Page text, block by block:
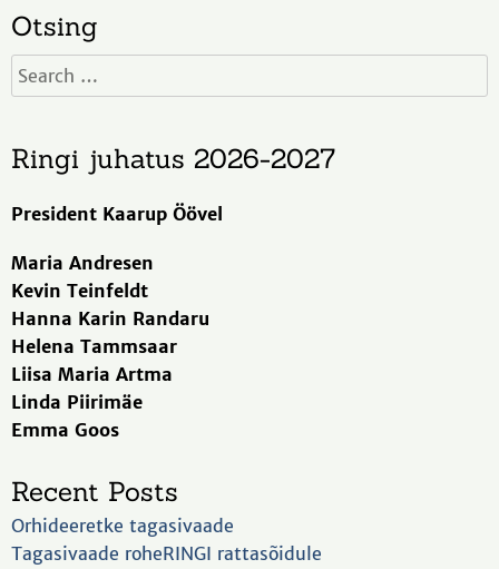
Otsing
Ringi juhatus 2026-2027
President Kaarup Öövel
Maria Andresen
Kevin Teinfeldt
Hanna Karin Randaru
Helena Tammsaar
Liisa Maria Artma
Linda Piirimäe
Emma Goos
Recent Posts
Orhideeretke tagasivaade
Tagasivaade roheRINGI rattasõidule